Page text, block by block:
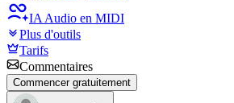
IA Audio en MIDI
Plus d'outils
Tarifs
Commentaires
Commencer gratuitement